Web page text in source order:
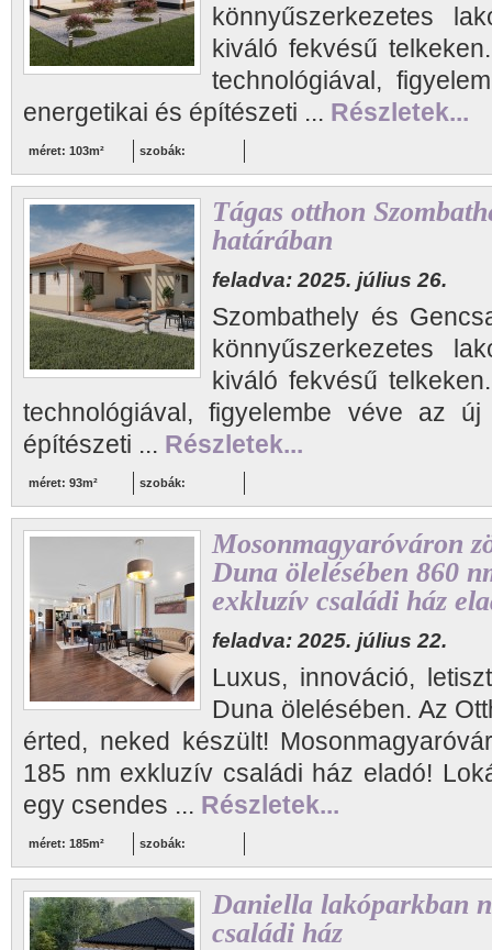
könnyűszerkezetes
kiváló fekvésű
technológiával,
energetikai és építészeti ... Részletek...
méret: 103m² szobák:
Tágas otthon
határában
feladva: 2025. július 26.
Szombathely és
könnyűszerkezetes
kiváló fekvésű
technológiával, figyelembe véve az
építészeti ... Részletek...
méret: 93m² szobák:
Mosonmagyaróváron
Duna ölelésében 860
exkluzív családi ház
feladva: 2025. július 22.
Luxus, innováció,
Duna ölelésében. Az
érted, neked készült!
185 nm exkluzív családi ház eladó!
egy csendes ... Részletek...
méret: 185m² szobák:
Daniella lakóparkban
családi ház